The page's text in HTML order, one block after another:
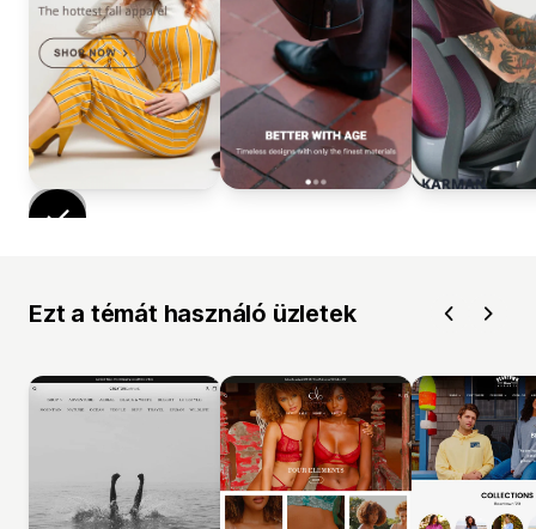
Ezt a témát használó üzletek